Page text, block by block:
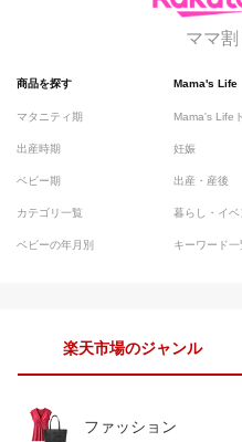
ママ
商品を探す
マタニティ期
出産時期
ベビー期
カテゴリ一覧
ベビーの年月別
Mama's Life
Mama's Life
妊娠
出産・産後
暮らし・イベ
キーワード一
楽天市場のジャンル
ファッション